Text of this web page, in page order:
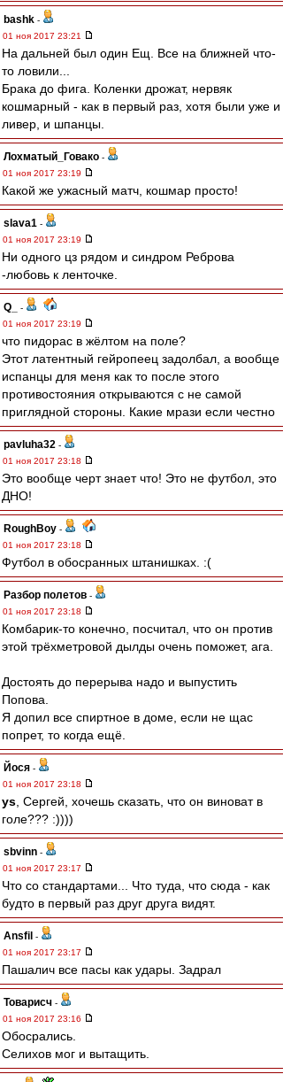
bashk -
01 ноя 2017 23:21
На дальней был один Ещ. Все на ближней что-
то ловили...
Брака до фига. Коленки дрожат, нервяк
кошмарный - как в первый раз, хотя были уже и
ливер, и шпанцы.
Лохматый_Говако -
01 ноя 2017 23:19
Какой же ужасный матч, кошмар просто!
slava1 -
01 ноя 2017 23:19
Ни одного цз рядом и синдром Реброва
-любовь к ленточке.
Q_
-
01 ноя 2017 23:19
что пидорас в жёлтом на поле?
Этот латентный гейропеец задолбал, а вообще
испанцы для меня как то после этого
противостояния открываются с не самой
приглядной стороны. Какие мрази если честно
pavluha32 -
01 ноя 2017 23:18
Это вообще черт знает что! Это не футбол, это
ДНО!
RoughBoy -
01 ноя 2017 23:18
Футбол в обосранных штанишках. :(
Разбор полетов -
01 ноя 2017 23:18
Комбарик-то конечно, посчитал, что он против
этой трёхметровой дылды очень поможет, ага.
Достоять до перерыва надо и выпустить
Попова.
Я допил все спиртное в доме, если не щас
попрет, то когда ещё.
Йося -
01 ноя 2017 23:18
ys , Сергей, хочешь сказать, что он виноват в
голе??? :))))
sbvinn -
01 ноя 2017 23:17
Что со стандартами... Что туда, что сюда - как
будто в первый раз друг друга видят.
Ansfil -
01 ноя 2017 23:17
Пашалич все пасы как удары. Задрал
Товарисч -
01 ноя 2017 23:16
Обосрались.
Селихов мог и вытащить.